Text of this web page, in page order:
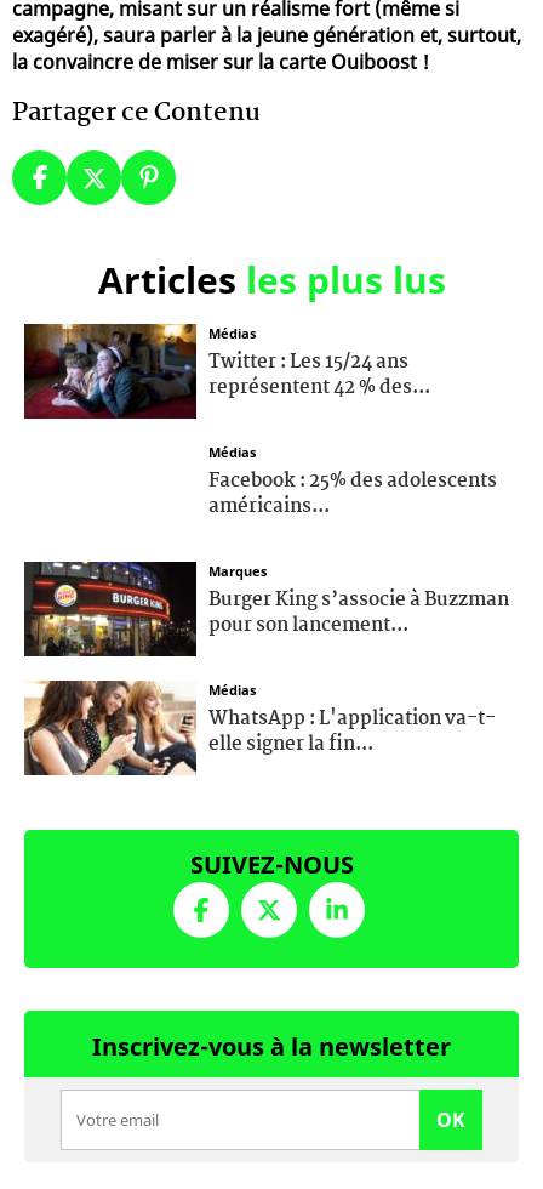
campagne, misant sur un réalisme fort (même si
exagéré), saura parler à la jeune génération et, surtout,
la convaincre de miser sur la carte Ouiboost !
Partager ce Contenu
Articles les plus lus
Médias
Twitter : Les 15/24 ans
représentent 42 % des...
Médias
Facebook : 25% des adolescents
américains...
Marques
Burger King s’associe à Buzzman
pour son lancement...
Médias
WhatsApp : L'application va-t-
elle signer la fin...
SUIVEZ-NOUS
Inscrivez-vous à la newsletter
OK